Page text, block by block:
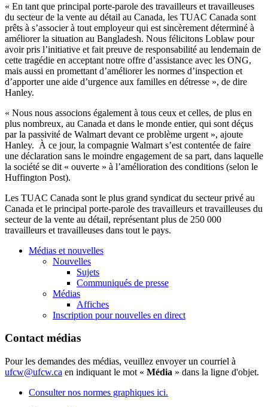
« En tant que principal porte-parole des travailleurs et travailleuses
du secteurde la vente au détail au Canada, les TUAC Canada sont
prêts à s’associer à tout employeurqui est sincèrement déterminé à
améliorerla situation au Bangladesh. Nous félicitons Loblaw pour
avoir pris l’initiative et fait preuve de responsabilité au lendemain de
cette tragédie en acceptant notre offre d’assistance avec les ONG,
mais aussi en promettant d’améliorerles normes d’inspection et
d’apporter une aide d’urgence aux familles en détresse », de dire
Hanley.
« Nous nous associons également à tous ceux et celles, de plus en
plus nombreux, au Canada et dans le monde entier, qui sont déçus
par la passivité de Walmart devant ce problème urgent », ajoute
Hanley. À ce jour, la compagnie Walmart s’est contentée de faire
une déclaration sans le moindre engagement de sa part, dans laquelle
la société se dit « ouverte » à l’amélioration des conditions (selon le
Huffington Post).
Les TUAC Canada sont le plus grand syndicat du secteur privé au
Canada et le principal porte-parole des travailleurs et travailleuses du
secteurde la vente au détail, représentant plus de 250 000
travailleurs et travailleuses dans tout le pays.
Médias et nouvelles
Nouvelles
Sujets
Communiqués de presse
Médias
Affiches
Inscription pour nouvelles en direct
Contact médias
Pour les demandes des médias, veuillez envoyer un courriel à
ufcw@ufcw.ca en indiquant le mot « Média » dans la ligne d'objet.
Consulter nos normes graphiques ici.